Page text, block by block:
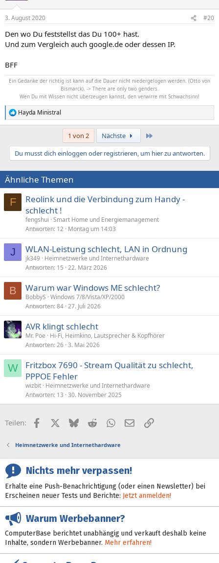
3. August 2020 #20
Den wo Du feststellst das Du 100+ hast.
Und zum Vergleich auch google.de oder dessen IP.
BFF
Ein Gedanke der richtig ist kann auf die Dauer nicht niedergelogen werden. (Otto von
Bismarck). -> There are only two genders.
Wen Du mit Wissen nicht überzeugen kannst, den verwirre mit Schwachsinn!
R
e
t
o
n
e
n
:
Hayda Ministral
1 von 2 Nächste
Du musst dich einloggen oder registrieren, um hier zu antworten.
Ähnliche Themen
F
Reolink und die Verbindung zum Handy -
schlecht !
fengshui Smart Home und Energiemanagement
Antworten 12 Montag um 14:03
J WLAN-Leistung schlecht, LAN in Ordnung
jk349
Heimnetzwerke und Internethardware
Antworten 15 22. März 2026
B Warum war Windows ME schlecht?
BobbyS Windows 7/8/Vista/XP/2000
Antworten 84 27. Juli 2026
AVR klingt schlecht
Mr. Poe
Hi-Fi, Heimkino, Lautsprecher & Kopfhörer
Antworten 26 3. Mai 2026
W
Fritzbox 7690 - Stream Qualität zu schlecht,
PPPOE Fehler
wizbit Heimnetzwerke und Internethardware
Antworten 13 30. November 2025
Teilen: FacebookX (Twitter)
BlueskyRedditWhatsApp
E-MailLink
Heimnetzwerke und Internethardware
Nichts mehr verpassen!
Erhalte eine Push-Benachrichtigung (oder einen Newsletter) bei
Erscheinen neuer Tests und Berichte: Jetzt anmelden!
Warum Werbebanner?
ComputerBase berichtet unabhängig und verkauft deshalb keine
Inhalte, sondern Werbebanner. Mehr erfahren!